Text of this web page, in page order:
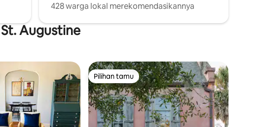
428 warga lokal merekomendasikannya
Augustine
Pilihan tamu
Pilihan tamu